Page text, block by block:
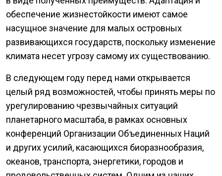
обеспечение жизнестойкости имеют самое
насущное значение для малых островных
развивающихся государств, поскольку изменение
климата несет угрозу самому их существованию.
В следующем году перед нами открывается
целый ряд возможностей, чтобы принять меры по
урегулированию чрезвычайных ситуаций
планетарного масштаба, в рамках основных
конференций Организации Объединенных Наций
и других усилий, касающихся биоразнообразия,
океанов, транспорта, энергетики, городов и